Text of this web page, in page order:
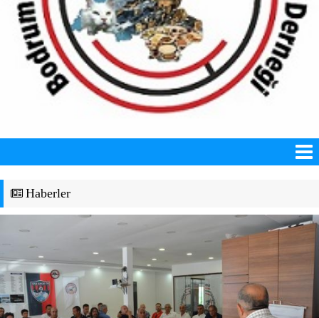
Haberler